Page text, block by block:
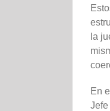
la
En